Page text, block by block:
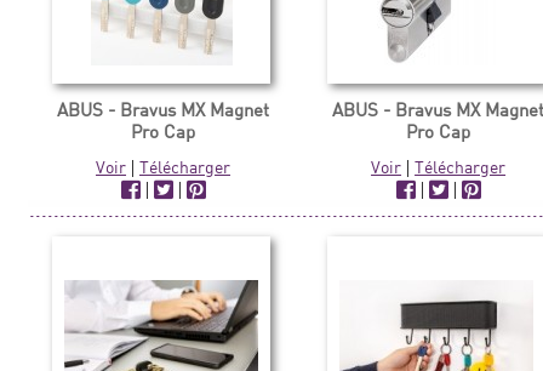
ABUS - Bravus MX Magnet
Pro Cap
Voir |Télécharger
|
|
ABUS - Bravus MX
Pro Cap
Voir |Télécharger
|
|